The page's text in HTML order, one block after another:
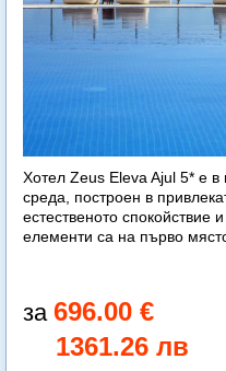
Хотел Zeus Eleva Ajul 5* е
среда, построен в
естественото спокойствие
елементи са на първо
696.00 €
1361.26 лв